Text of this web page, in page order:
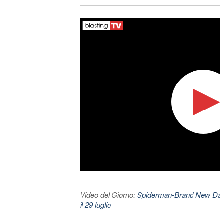
Video del Giorno:Spiderman-Brand New
il 29 luglio